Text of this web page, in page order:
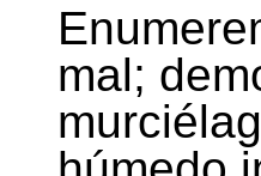
mal;